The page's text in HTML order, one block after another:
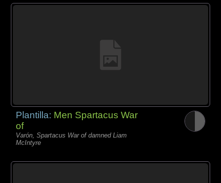
Plantilla: Men Spartacus War
of
Varón, Spartacus War of damned Liam
McIntyre